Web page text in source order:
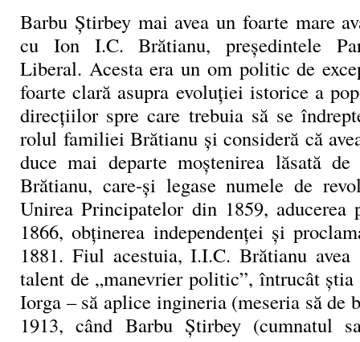
Barbu Știrbey mai avea un foarte mare
cu Ion I.C. Brătianu, președintele
Liberal. Acesta era un om politic de
foarte clară asupra evoluției istorice a
direcțiilor spre care trebuia să se
rolul familiei Brătianu și consideră că
duce mai departe moștenirea lăsată
Brătianu, care-și legase numele de
Unirea Principatelor din 1859,
1866, obținerea independenței și
1881. Fiul acestuia, I.I.C. Brătianu
talent de „manevrier politic”, întrucât
Iorga – să aplice ingineria (meseria să de
1913, când Barbu Știrbey (cumnatul